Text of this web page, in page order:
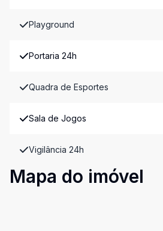
Playground
Portaria 24h
Quadra de Esportes
Sala de Jogos
Vigilância 24h
Mapa do imóvel